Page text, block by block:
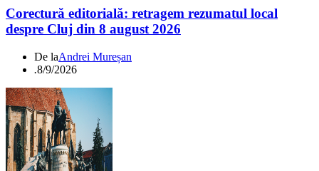
Corectură editorială: retragem rezumatul local
despre Cluj din 8 august 2026
De laAndrei Mureșan
.8/9/2026